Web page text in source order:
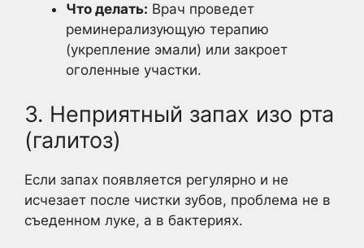
Что делать: Врач проведет
реминерализующую терапию
(укрепление эмали) или закроет
оголенные участки.
3. Неприятный запах изо рта
(галитоз)
Если запах появляется регулярно и не
исчезает после чистки зубов, проблема не в
съеденном луке, а в бактериях.